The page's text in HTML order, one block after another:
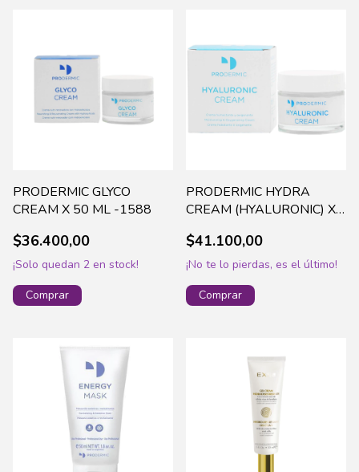
PRODERMIC GLYCO
CREAM X 50 ML -1588
$36.400,00
¡Solo quedan 2 en stock!
PRODERMIC HYDRA
CREAM (HYALURONIC) X
$41.100,00
¡No te lo pierdas, es el último!